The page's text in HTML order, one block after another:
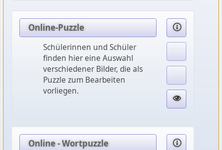
Online-Puzzle
Schülerinnen und Schüler
finden hier eine Auswahl
verschiedener Bilder, die als
Puzzle zum Bearbeiten
vorliegen.
Online - Wortpuzzle